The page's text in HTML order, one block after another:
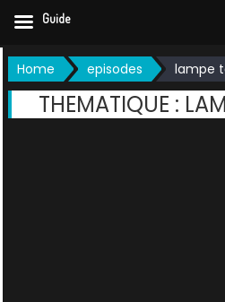
Skip
to
content
Home episodes lampe
THEMATIQUE :
Guide